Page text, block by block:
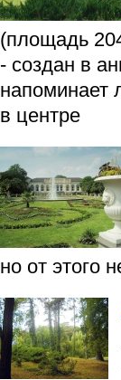
(площадь
- создан в
напоминает
в центре
но от этого